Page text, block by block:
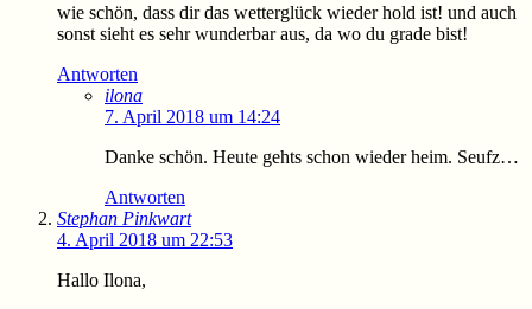
wie schön, dass dir das wetterglück wieder hold ist! und auch
sonst sieht es sehr wunderbar aus, da wo du grade bist!
Antworten
ilona
7. April 2018 um 14:24
Danke schön. Heute gehts schon wieder heim. Seufz…
Antworten
Stephan Pinkwart
4. April 2018 um 22:53
Hallo Ilona,